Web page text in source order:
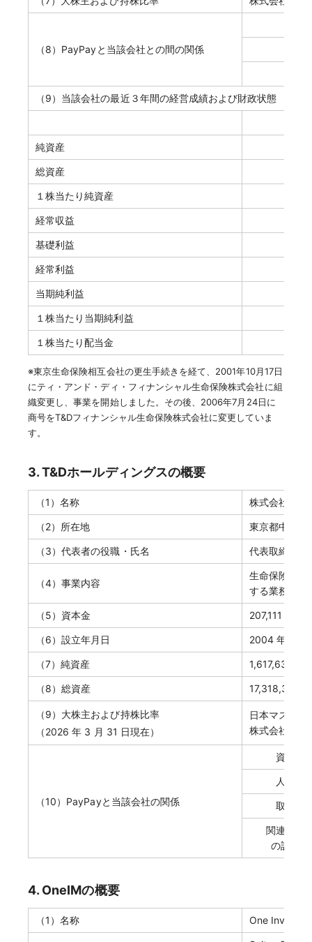
（8）PayPayと当該会社との間の関係
（9）当該会社の最近３年間の経営成績および財政状態
純資産
総資産
１株当たり純資産
経常収益
基礎利益
経常利益
当期純利益
１株当たり当期純利益
１株当たり配当金
※東京生命保険相互会社の更生手続きを経て、2001年10月17日
にティ・アンド・ディ・フィナンシャル生命保険株式会社に組
織変更し、事業を開始しました。その後、2006年7月24日に
商号をT&Dフィナンシャル生命保険株式会社に変更していま
す。
3. T&Dホールディングスの概要
（1）名称 株式会社
（2）所在地 東京都中央区
（3）代表者の役職・氏名 代表取締役
（4）事業内容
生命保険会社
する業務
（5）資本金 207,111 百万
（6）設立年月日 2004 年 4 月
（7）純資産 1,617,637 百
（8）総資産 17,318,329
（9）大株主および持株比率
（2026 年 3 月 31 日現在）
日本マスタ
株式会社日
（10）PayPayと当該会社の関係
資本関
人的関
取引関
関連当事
の該当
4. OneIMの概要
（1）名称 One